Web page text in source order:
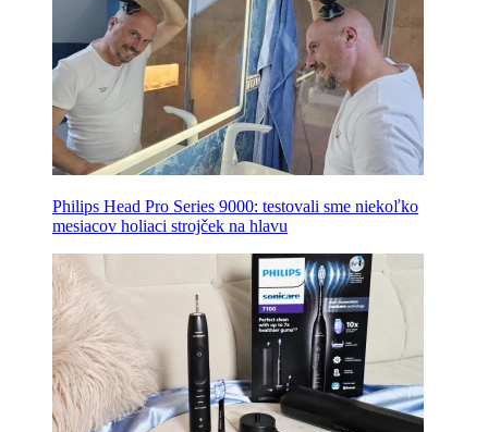
Philips Head Pro Series 9000: testovali sme niekoľko
mesiacov holiaci strojček na hlavu